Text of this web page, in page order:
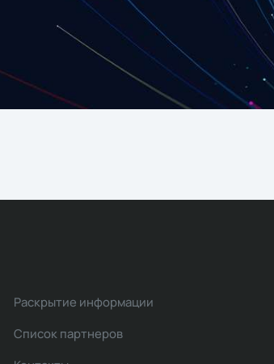
Раскрытие информации
Список партнеров